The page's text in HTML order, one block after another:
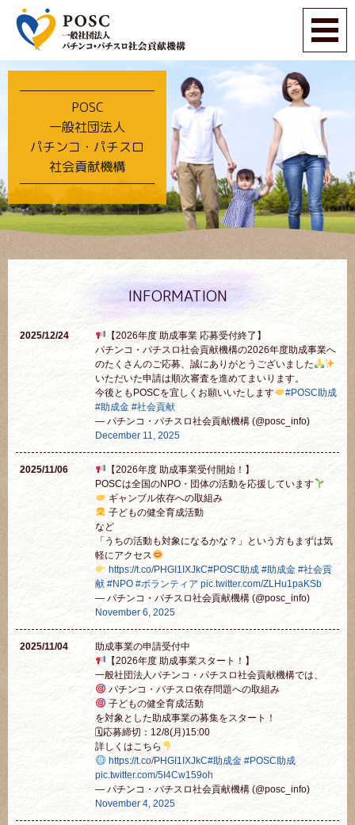
POSC
一般社団法人
パチンコ・パチスロ
社会貢献機構
INFORMATION
2025/12/24
【2026年度 助成事業 応募受付終了】
パチンコ・パチスロ社会貢献機構の2026年度助成事業へ
のたくさんのご応募、誠にありがとうございました
いただいた申請は順次審査を進めてまいります。
今後ともPOSCを宜しくお願いいたします
#POSC助成
#助成金 #社会貢献
— パチンコ・パチスロ社会貢献機構 (@posc_info)
December 11, 2025
2025/11/06
【2026年度 助成事業受付開始！】
POSCは全国のNPO・団体の活動を応援しています
ギャンブル依存への取組み
子どもの健全育成活動
など
「うちの活動も対象になるかな？」という方もまずは気
軽にアクセス
https://t.co/PHGI1IXJkC#POSC助成 #助成金 #社会貢
献 #NPO #ボランティア pic.twitter.com/ZLHu1paKSb
— パチンコ・パチスロ社会貢献機構 (@posc_info)
November 6, 2025
2025/11/04
助成事業の申請受付中
【2026年度 助成事業スタート！】
一般社団法人パチンコ・パチスロ社会貢献機構では、
パチンコ・パチスロ依存問題への取組み
子どもの健全育成活動
を対象とした助成事業の募集をスタート！
🗓応募締切：12/8(月)15:00
詳しくはこちら
https://t.co/PHGI1IXJkC#助成金 #POSC助成
pic.twitter.com/5I4Cw159oh
— パチンコ・パチスロ社会貢献機構 (@posc_info)
November 4, 2025